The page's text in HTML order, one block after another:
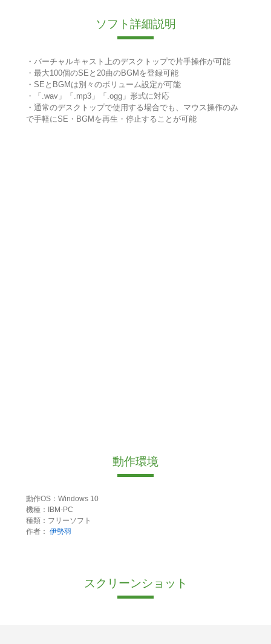
ソフト詳細説明
・バーチャルキャスト上のデスクトップで片手操作が可能
・最大100個のSEと20曲のBGMを登録可能
・SEとBGMは別々のボリューム設定が可能
・「.wav」「.mp3」「.ogg」形式に対応
・通常のデスクトップで使用する場合でも、マウス操作のみ
で手軽にSE・BGMを再生・停止することが可能
動作環境
動作OS：Windows 10
機種：IBM-PC
種類：フリーソフト
作者： 伊勢羽
スクリーンショット